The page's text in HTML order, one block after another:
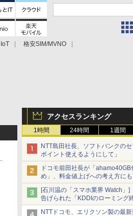
IoT
格安SIM/MVNO
アクセスランキング
1時間 24時間 1週間
NTT島田社長、ソフトバンクの
ポイント使えるようにして」
ドコモ前田社長が「ahamo40GB
め」、料金値上げへの考え方にも
[石川温の「スマホ業界 Watch」]
告げられた「KDDIのローミング
マップの落とし穴と楽天モバイ
NTTドコモ、エリクソン製の最